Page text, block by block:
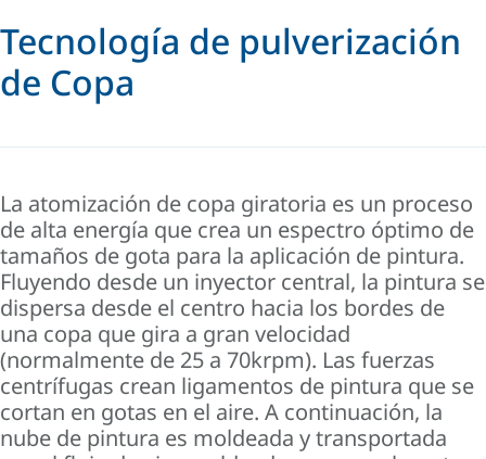
Tecnología de pulverización
de Copa
La atomización de copa giratoria es un proceso
de alta energía que crea un espectro óptimo de
tamaños de gota para la aplicación de pintura.
Fluyendo desde un inyector central, la pintura se
dispersa desde el centro hacia los bordes de
una copa que gira a gran velocidad
(normalmente de 25 a 70krpm). Las fuerzas
centrífugas crean ligamentos de pintura que se
cortan en gotas en el aire. A continuación, la
nube de pintura es moldeada y transportada